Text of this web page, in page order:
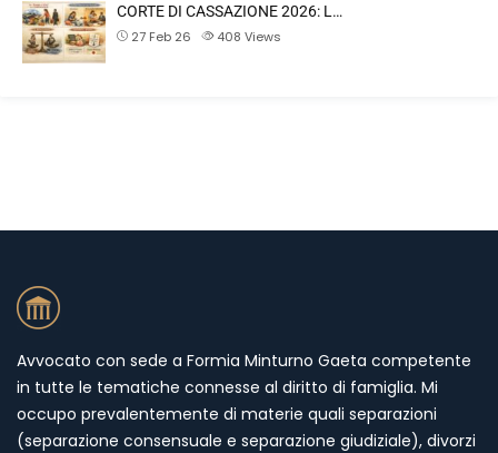
CORTE DI CASSAZIONE 2026: L…
27 Feb 26
408 Views
Avvocato con sede a Formia Minturno Gaeta competente
in tutte le tematiche connesse al diritto di famiglia. Mi
occupo prevalentemente di materie quali separazioni
(separazione consensuale e separazione giudiziale), divorzi